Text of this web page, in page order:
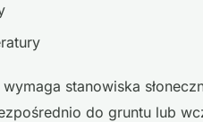
wymaga stanowiska
do gruntu lub